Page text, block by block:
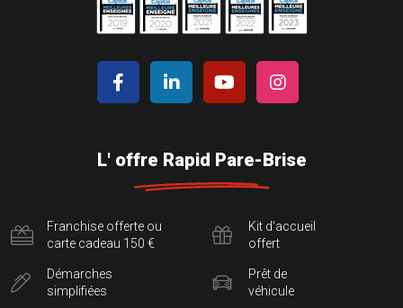
L' offre Rapid Pare-Brise
Franchise offerte ou
carte cadeau 150 €
Démarches
simplifiées
Kit d'accueil
offert
Prêt de
véhicule